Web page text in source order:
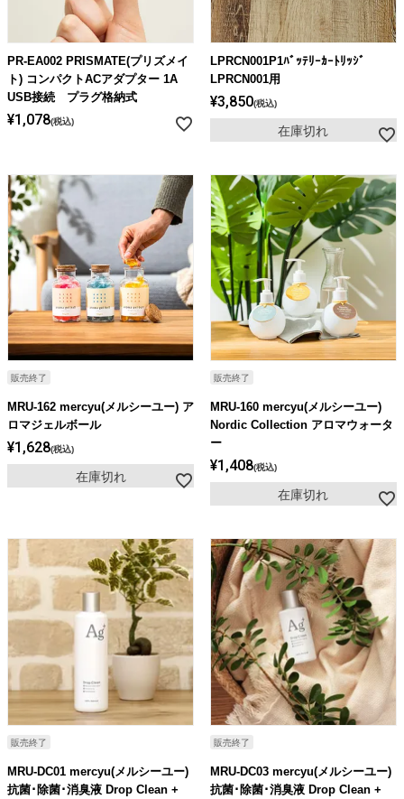
PR-EA002 PRISMATE(プリズメイ
ト) コンパクトACアダプター 1A
USB接続 プラグ格納式
¥1,078 税込
LPRCN001P1ﾊﾞｯﾃﾘｰｶｰﾄﾘｯｼﾞ
LPRCN001用
¥3,850 税込
在庫切れ
販売終了
MRU-162 mercyu(メルシーユー) ア
ロマジェルボール
¥1,628 税込
在庫切れ
販売終了
MRU-160 mercyu(メルシーユー)
Nordic Collection アロマウォータ
ー
¥1,408 税込
在庫切れ
販売終了
MRU-DC01 mercyu(メルシーユー)
抗菌･除菌･消臭液 Drop Clean +
販売終了
MRU-DC03 mercyu(メルシーユー)
抗菌･除菌･消臭液 Drop Clean +